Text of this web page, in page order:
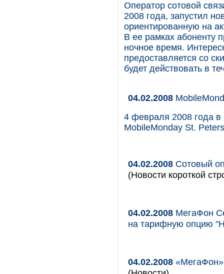
Оператор сотовой
2008 года, запустил
ориентированную на
В ее рамках абоненту
ночное время.
предоставляется со
будет действовать в
04.02.2008
4 февраля 2008 года в
MobileMonday St.
04.02.2008 Сотовый
(Новости короткой
04.02.2008 МегаФон
на тарифную опцию
04.02.2008 «МегаФон»